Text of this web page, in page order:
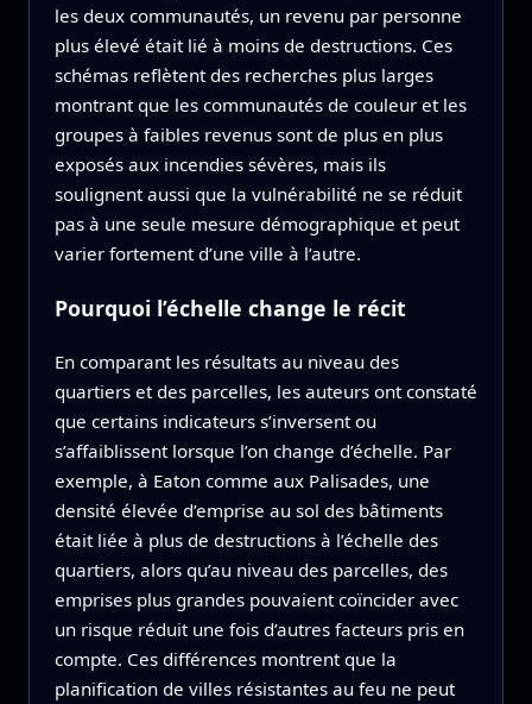
les deux communautés, un revenu par personne
plus élevé était lié à moins de destructions. Ces
schémas reflètent des recherches plus larges
montrant que les communautés de couleur et les
groupes à faibles revenus sont de plus en plus
exposés aux incendies sévères, mais ils
soulignent aussi que la vulnérabilité ne se réduit
pas à une seule mesure démographique et peut
varier fortement d’une ville à l’autre.
Pourquoi l’échelle change le récit
En comparant les résultats au niveau des
quartiers et des parcelles, les auteurs ont constaté
que certains indicateurs s’inversent ou
s’affaiblissent lorsque l’on change d’échelle. Par
exemple, à Eaton comme aux Palisades, une
densité élevée d’emprise au sol des bâtiments
était liée à plus de destructions à l’échelle des
quartiers, alors qu’au niveau des parcelles, des
emprises plus grandes pouvaient coïncider avec
un risque réduit une fois d’autres facteurs pris en
compte. Ces différences montrent que la
planification de villes résistantes au feu ne peut